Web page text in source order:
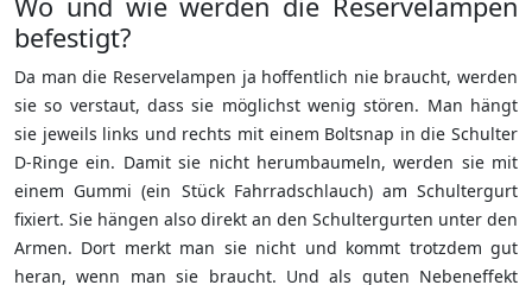
Wo und wie werden die Reservelampen
befestigt?
Da man die Reservelampen ja hoffentlich nie braucht, werden
sie so verstaut, dass sie möglichst wenig stören. Man hängt
sie jeweils links und rechts mit einem Boltsnap in die Schulter
D-Ringe ein. Damit sie nicht herumbaumeln, werden sie mit
einem Gummi (ein Stück Fahrradschlauch) am Schultergurt
fixiert. Sie hängen also direkt an den Schultergurten unter den
Armen. Dort merkt man sie nicht und kommt trotzdem gut
heran, wenn man sie braucht. Und als guten Nebeneffekt